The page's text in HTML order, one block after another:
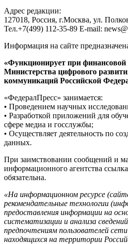
Адрес редакции:
127018, Россия, г.Москва, ул.
Тел.+7(499) 112-35-89 E-mail:
Информация на сайте
«Функционирует при финансовой
Министерства цифрового
коммуникаций Российской
«ФедералПресс» занимается:
• Проведением научных
• Разработкой приложений для
сфере медиа и госслужбы;
• Осуществляет деятельность по
данных.
При заимствовании сообщений и
информационного агентства
обязательна.
«На информационном ресурсе
рекомендательные технологии
предоставления информации на
систематизации и анализа
предпочтениям пользователей
находящихся на территории